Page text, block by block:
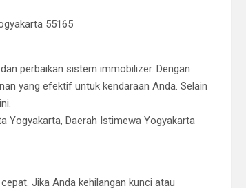
55165
perbaikan sistem immobilizer. Dengan
yang efektif untuk kendaraan Anda. Selain
Yogyakarta, Daerah Istimewa Yogyakarta
Jika Anda kehilangan kunci atau